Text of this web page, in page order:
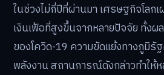
ในช่วงไม่กี่ปีที่ผ่านมา เศรษฐกิจโล
เงินเฟ้อที่สูงขึ้นจากหลายปัจจัย ทั้งผ
ของโควิด-19 ความขัดแย้งทางภูมิรั
พลังงาน สถานการณ์ดังกล่าวทำให้